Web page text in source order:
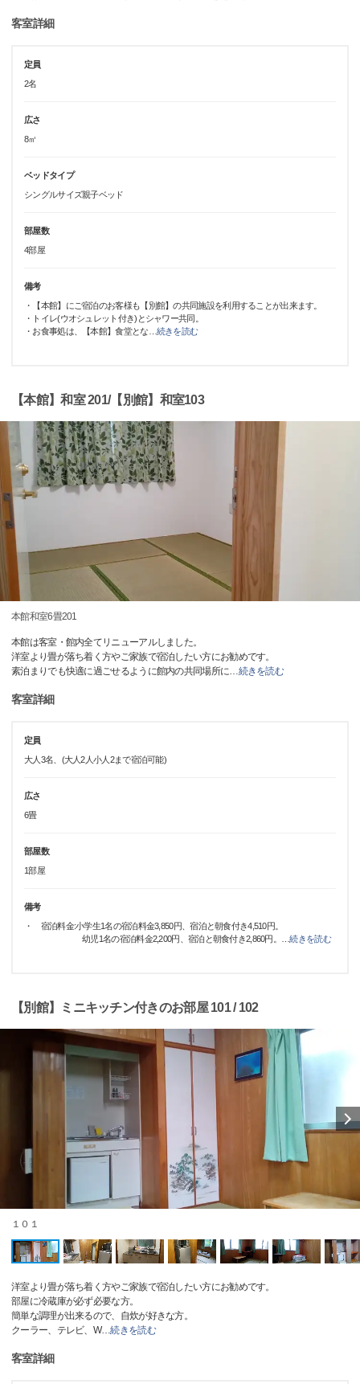
客室詳細
定員
2名
広さ
8㎡
ベッドタイプ
シングルサイズ親子ベッド
部屋数
4部屋
備考
・【本館】にご宿泊のお客様も【別館】の共同施設を利用することが出来ます。
・トイレ(ウオシュレット付き)とシャワー共同。
・お食事処は、【本館】食堂とな
続きを読む
【本館】和室 201/【別館】和室103
本館和室6畳201
本館は客室・館内全てリニューアルしました。
洋室より畳が落ち着く方やご家族で宿泊したい方にお勧めです。
素泊まりでも快適に過ごせるように館内の共同場所に…続きを読む
客室詳細
定員
大人3名、(大人2人小人2まで宿泊可能)
広さ
6畳
部屋数
1部屋
備考
・ 宿泊料金:小学生1名の宿泊料金3,850円、宿泊と朝食付き4,510円。
幼児1名の宿泊料金2,200円、宿泊と朝食付き2,860円。
…続きを読む
【別館】ミニキッチン付きのお部屋 101 / 102
１０１
洋室より畳が落ち着く方やご家族で宿泊したい方にお勧めです。
部屋に冷蔵庫が必ず必要な方。
簡単な調理が出来るので、自炊が好きな方。
クーラー、テレビ、W…続きを読む
客室詳細